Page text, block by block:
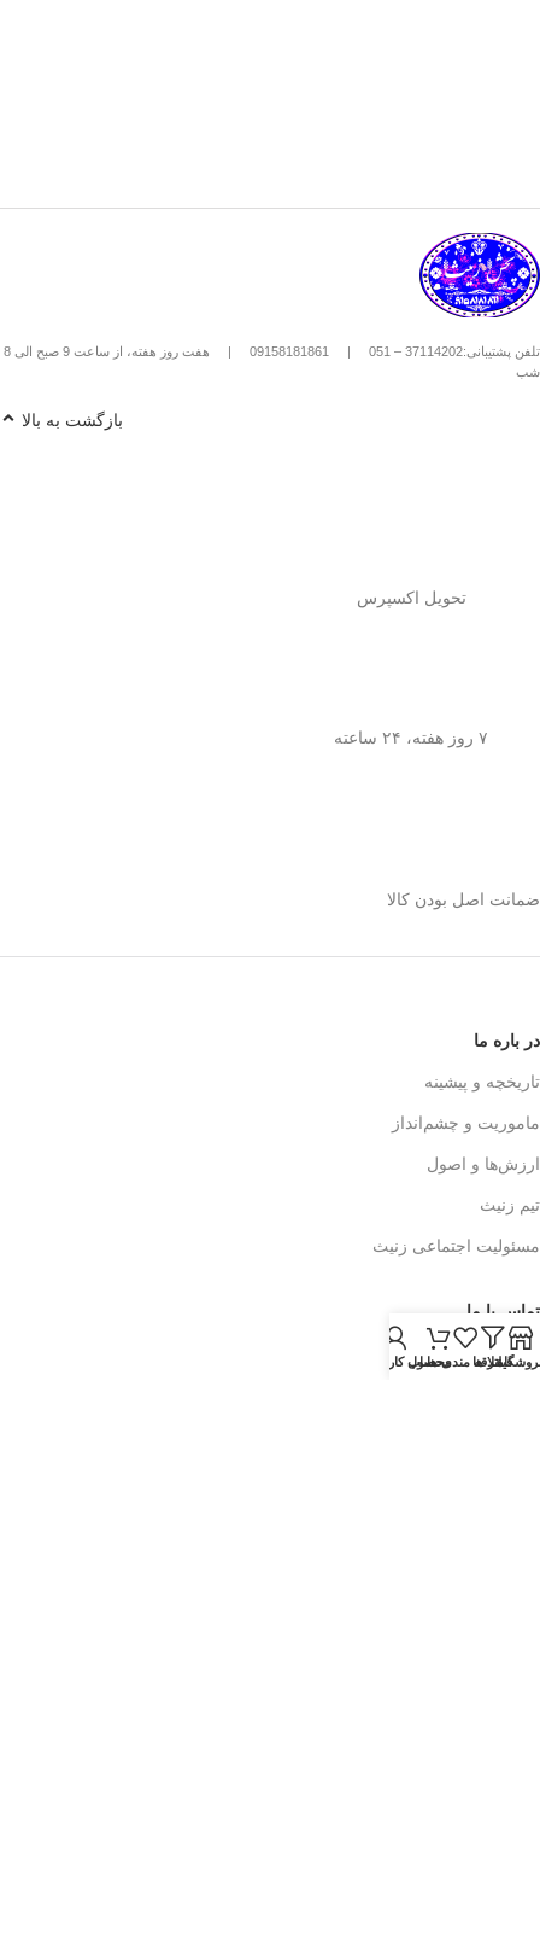
تلفن پشتیبانی:37114202 – 051 |
09158181861
|
هفت روز هفته، از ساعت 9 صبح الی 8
شب
بازگشت به بالا
تحویل اکسپرس
۷ روز هفته، ۲۴ ساعته
ضمانت اصل بودن کالا
در باره ما
تاریخچه و پیشینه
ماموریت و چشم‌انداز
ارزش‌ها و اصول
تیم زنیث
مسئولیت اجتماعی زنیث
تماس با ما
اطلاعات تماس
فیلتر ها
علاقه مندی ها
محصول
حساب کاربری من